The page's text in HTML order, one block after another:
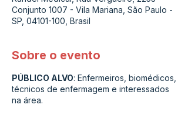
Conjunto 1007 - Vila Mariana, São Paulo -
SP, 04101-100, Brasil
Sobre o evento
PÚBLICO ALVO: Enfermeiros, biomédicos,
técnicos de enfermagem e interessados
na área.